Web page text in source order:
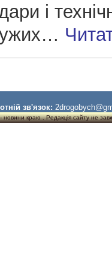
і
зв'язок:
краю . Редакція сайту не